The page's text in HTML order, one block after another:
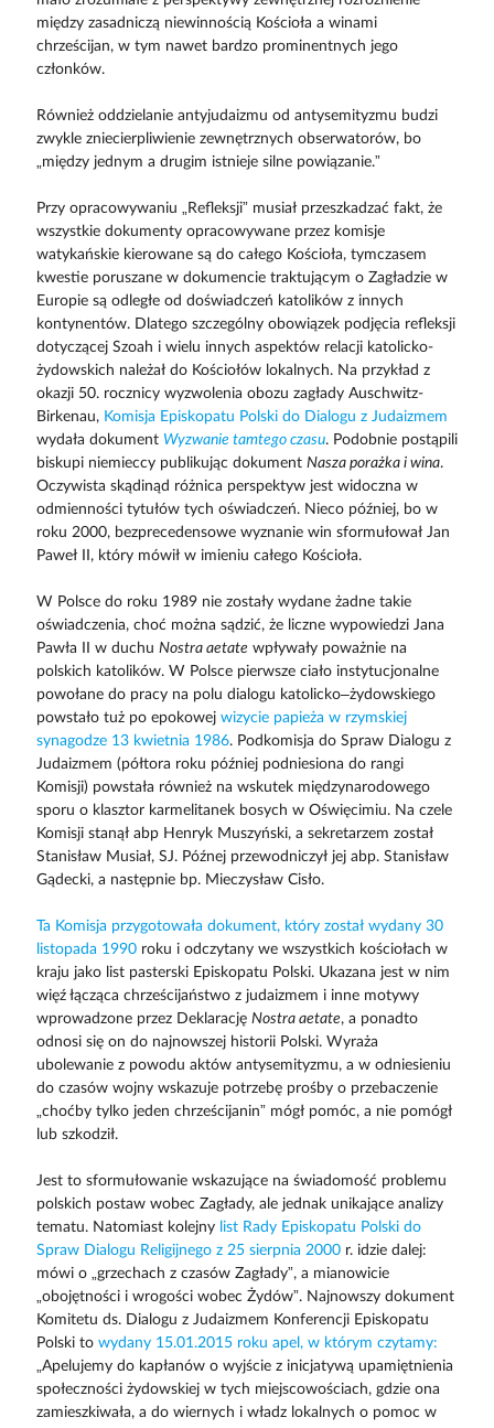
między zasadniczą niewinnością Kościoła a winami
chrześcijan, w tym nawet bardzo prominentnych jego
członków.
Również oddzielanie antyjudaizmu od antysemityzmu budzi
zwykle zniecierpliwienie zewnętrznych obserwatorów, bo
„między jednym a drugim istnieje silne powiązanie.”
Przy opracowywaniu „Refleksji” musiał przeszkadzać fakt, że
wszystkie dokumenty opracowywane przez komisje
watykańskie kierowane są do całego Kościoła, tymczasem
kwestie poruszane w dokumencie traktującym o Zagładzie w
Europie są odległe od doświadczeń katolików z innych
kontynentów. Dlatego szczególny obowiązek podjęcia refleksji
dotyczącej Szoah i wielu innych aspektów relacji katolicko-
żydowskich należał do Kościołów lokalnych. Na przykład z
okazji 50. rocznicy wyzwolenia obozu zagłady Auschwitz-
Birkenau, Komisja Episkopatu Polski do Dialogu z Judaizmem
wydała dokument Wyzwanie tamtego czasu. Podobnie postąpili
biskupi niemieccy publikując dokument Nasza porażka i wina.
Oczywista skądinąd różnica perspektyw jest widoczna w
odmienności tytułów tych oświadczeń. Nieco później, bo w
roku 2000, bezprecedensowe wyznanie win sformułował Jan
Paweł II, który mówił w imieniu całego Kościoła.
W Polsce do roku 1989 nie zostały wydane żadne takie
oświadczenia, choć można sądzić, że liczne wypowiedzi Jana
Pawła II w duchu Nostra aetate wpływały poważnie na
polskich katolików. W Polsce pierwsze ciało instytucjonalne
powołane do pracy na polu dialogu katolicko–żydowskiego
powstało tuż po epokowej wizycie papieża w rzymskiej
synagodze 13 kwietnia 1986. Podkomisja do Spraw Dialogu z
Judaizmem (półtora roku później podniesiona do rangi
Komisji) powstała również na wskutek międzynarodowego
sporu o klasztor karmelitanek bosych w Oświęcimiu. Na czele
Komisji stanął abp Henryk Muszyński, a sekretarzem został
Stanisław Musiał, SJ. Późnej przewodniczył jej abp. Stanisław
Gądecki, a następnie bp. Mieczysław Cisło.
Ta Komisja przygotowała dokument, który został wydany 30
listopada 1990roku i odczytany we wszystkich kościołach w
kraju jako list pasterski Episkopatu Polski. Ukazana jest w nim
więź łącząca chrześcijaństwo z judaizmem i inne motywy
wprowadzone przez Deklarację Nostra aetate, a ponadto
odnosi się on do najnowszej historii Polski. Wyraża
ubolewanie z powodu aktów antysemityzmu, a w odniesieniu
do czasów wojny wskazuje potrzebę prośby o przebaczenie
„choćby tylko jeden chrześcijanin” mógł pomóc, a nie pomógł
lub szkodził.
Jest to sformułowanie wskazujące na świadomość problemu
polskich postaw wobec Zagłady, ale jednak unikające analizy
tematu. Natomiast kolejny list Rady Episkopatu Polski do
Spraw Dialogu Religijnego z 25 sierpnia 2000r. idzie dalej:
mówi o „grzechach z czasów Zagłady”, a mianowicie
„obojętności i wrogości wobec Żydów”. Najnowszy dokument
Komitetu ds. Dialogu z Judaizmem Konferencji Episkopatu
Polski to wydany 15.01.2015 roku apel, w którym czytamy:
„Apelujemy do kapłanów o wyjście z inicjatywą upamiętnienia
społeczności żydowskiej w tych miejscowościach, gdzie ona
zamieszkiwała, a do wiernych i władz lokalnych o pomoc w